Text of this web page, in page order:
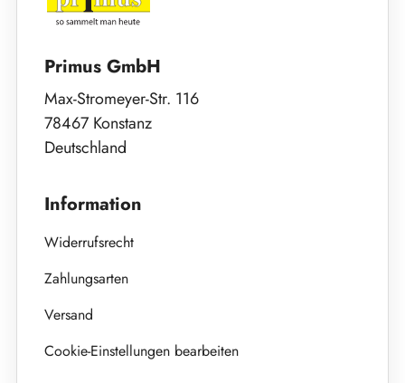
Primus GmbH
Max-Stromeyer-Str. 116
78467 Konstanz
Deutschland
Information
Widerrufsrecht
Zahlungsarten
Versand
Cookie-Einstellungen bearbeiten